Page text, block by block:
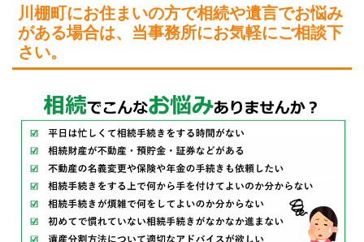
川棚町にお住まいの方で相続や遺言でお悩み
がある場合は、当事務所にお気軽にご相談下
さい。